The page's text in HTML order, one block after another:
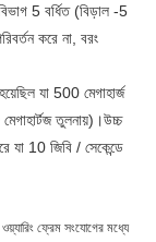
5 বর্ধিত (বিড়াল -5
করে না, বরং
যা 500 মেগাহার্জ
তুলনায়)।উচ্চ
যা 10 জিবি / সেকেন্ডে
ওয়্যারিং ফ্রেম সংযোগের মধ্যে